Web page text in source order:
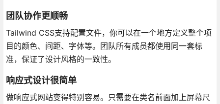
团队协作更顺畅
Tailwind CSS支持配置文件，你可以在一个地方定义整个项
目的颜色、间距、字体等。团队所有成员都使用同一套标
准，保证了设计风格的一致性。
响应式设计很简单
做响应式网站变得特别容易。只需要在类名前面加上屏幕尺